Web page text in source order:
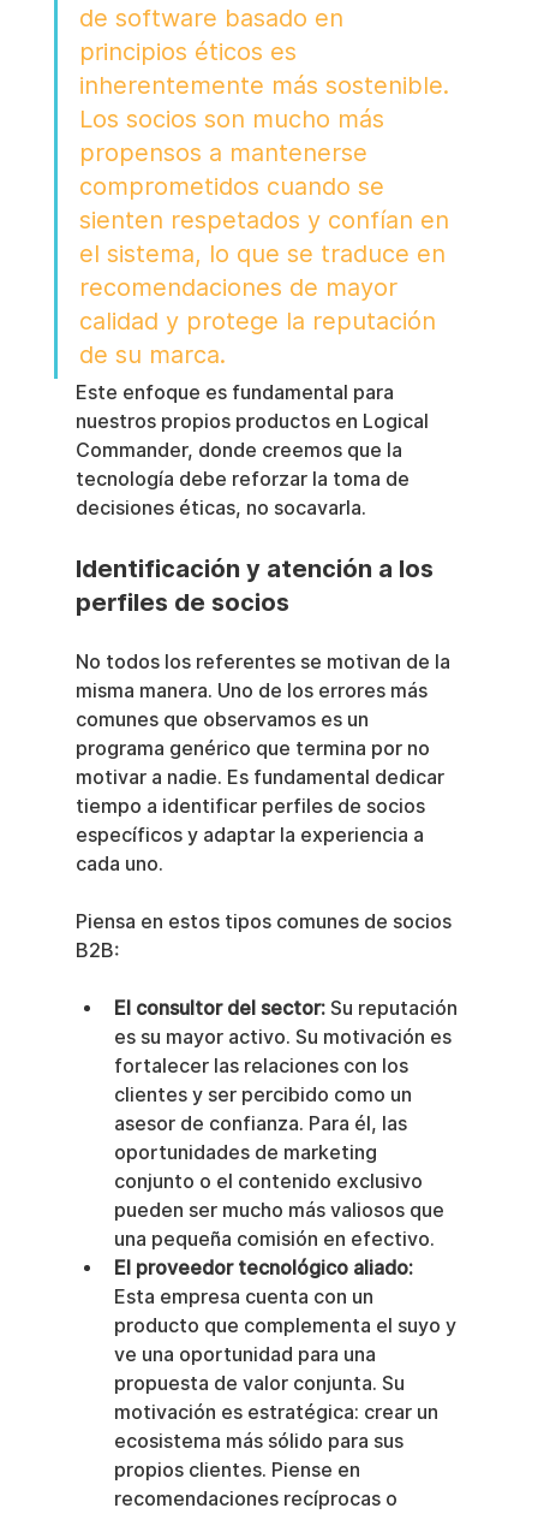
de software basado en
principios éticos es
inherentemente más sostenible.
Los socios son mucho más
propensos a mantenerse
comprometidos cuando se
sienten respetados y confían en
el sistema, lo que se traduce en
recomendaciones de mayor
calidad y protege la reputación
de su marca.
Este enfoque es fundamental para
nuestros propios productos en Logical
Commander, donde creemos que la
tecnología debe reforzar la toma de
decisiones éticas, no socavarla.
Identificación y atención a los
perfiles de socios
No todos los referentes se motivan de la
misma manera. Uno de los errores más
comunes que observamos es un
programa genérico que termina por no
motivar a nadie. Es fundamental dedicar
tiempo a identificar perfiles de socios
específicos y adaptar la experiencia a
cada uno.
Piensa en estos tipos comunes de socios
B2B:
El consultor del sector: Su reputación
es su mayor activo. Su motivación es
fortalecer las relaciones con los
clientes y ser percibido como un
asesor de confianza. Para él, las
oportunidades de marketing
conjunto o el contenido exclusivo
pueden ser mucho más valiosos que
una pequeña comisión en efectivo.
El proveedor tecnológico aliado:
Esta empresa cuenta con un
producto que complementa el suyo y
ve una oportunidad para una
propuesta de valor conjunta. Su
motivación es estratégica: crear un
ecosistema más sólido para sus
propios clientes. Piense en
recomendaciones recíprocas o